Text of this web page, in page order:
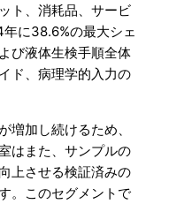
ト、消耗品、サービ
に38.6%の最大シェ
び液体生検手順全体
ド、病理学的入力の
増加し続けるため、
はまた、サンプルの
上させる検証済みの
。このセグメントで